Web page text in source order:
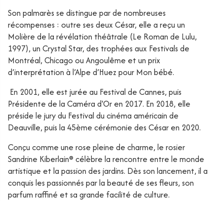
Son palmarès se distingue par de nombreuses
récompenses : outre ses deux César, elle a reçu un
Molière de la révélation théâtrale (Le Roman de Lulu,
1997), un Crystal Star, des trophées aux Festivals de
Montréal, Chicago ou Angoulême et un prix
d’interprétation à l’Alpe d’Huez pour Mon bébé.
En 2001, elle est jurée au Festival de Cannes, puis
Présidente de la Caméra d'Or en 2017. En 2018, elle
préside le jury du Festival du cinéma américain de
Deauville, puis la 45ème cérémonie des César en 2020.
Conçu comme une rose pleine de charme, le rosier
Sandrine Kiberlain® célèbre la rencontre entre le monde
artistique et la passion des jardins. Dès son lancement, il a
conquis les passionnés par la beauté de ses fleurs, son
parfum raffiné et sa grande facilité de culture.